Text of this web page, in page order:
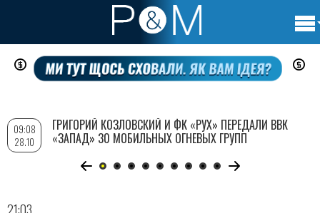
Перейти
содержанию
21:03
09:08
28.10
ГРИГОРИЙ КОЗЛОВСКИЙ И ФК «РУХ» ПЕРЕДАЛИ ВВК
«ЗАПАД» 30 МОБИЛЬНЫХ ОГНЕВЫХ ГРУПП